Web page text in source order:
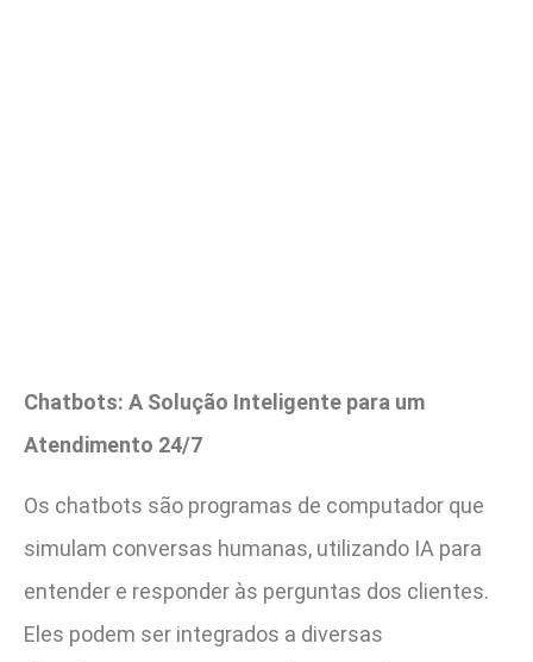
Chatbots: A Solução Inteligente para um
Atendimento 24/7
Os chatbots são programas de computador que
simulam conversas humanas, utilizando IA para
entender e responder às perguntas dos clientes.
Eles podem ser integrados a diversas